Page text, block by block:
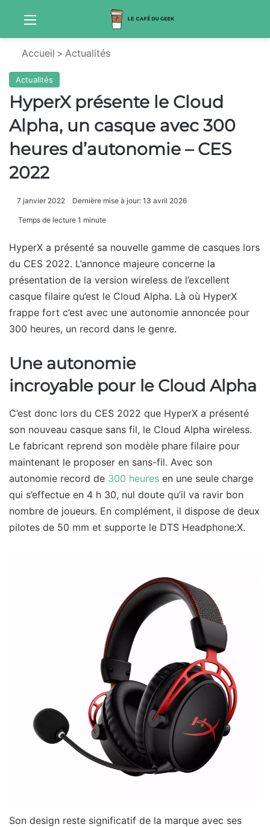
Menu
Accueil > Actualités
Actualités
HyperX présente le Cloud
Alpha, un casque avec 300
heures d’autonomie – CES
2022
7 janvier 2022 Dernière mise à jour: 13 avril 2026
Temps de lecture 1 minute
HyperX a présenté sa nouvelle gamme de casques lors
du CES 2022. L’annonce majeure concerne la
présentation de la version wireless de l’excellent
casque filaire qu’est le Cloud Alpha. Là où HyperX
frappe fort c’est avec une autonomie annoncée pour
300 heures, un record dans le genre.
Une autonomie
incroyablepour le Cloud Alpha
C’est donc lors du CES 2022 que HyperX a présenté
son nouveau casque sans fil, le Cloud Alpha wireless.
Le fabricant reprend son modèle phare filaire pour
maintenant le proposer en sans-fil. Avec son
autonomie record de 300 heures en une seule charge
qui s’effectue en 4 h 30, nul doute qu’il va ravir bon
nombre de joueurs. En complément, il dispose de deux
pilotes de 50 mm et supporte le DTS Headphone:X.
Son design reste significatif de la marque avec ses